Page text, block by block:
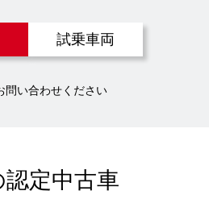
試乗車両
問い合わせください
定中古車